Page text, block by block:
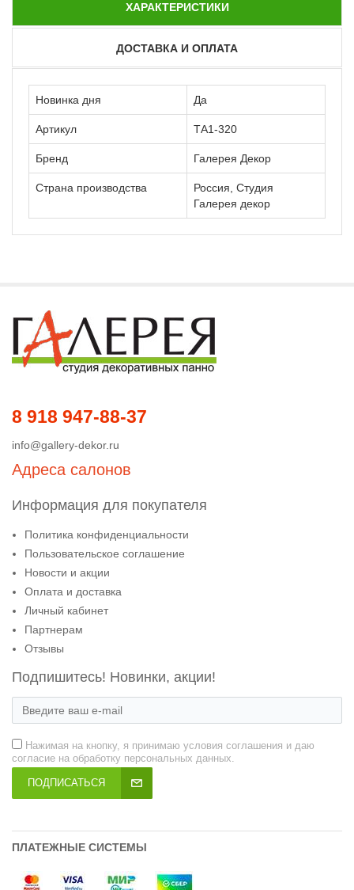
ХАРАКТЕРИСТИКИ
ДОСТАВКА И ОПЛАТА
Новинка дня Да
Артикул ТА1-320
Бренд Галерея Декор
Страна производства
Россия, Студия
Галерея декор
8 918 947-88-37
info@gallery-dekor.ru
Адреса салонов
Информация для покупателя
Политика конфиденциальности
Пользовательское соглашение
Новости и акции
Оплата и доставка
Личный кабинет
Партнерам
Отзывы
Подпишитесь! Новинки, акции!
Нажимая на кнопку, я принимаю условия соглашения и даю
согласие на обработку персональных данных.
ПОДПИСАТЬСЯ
ПЛАТЕЖНЫЕ СИСТЕМЫ